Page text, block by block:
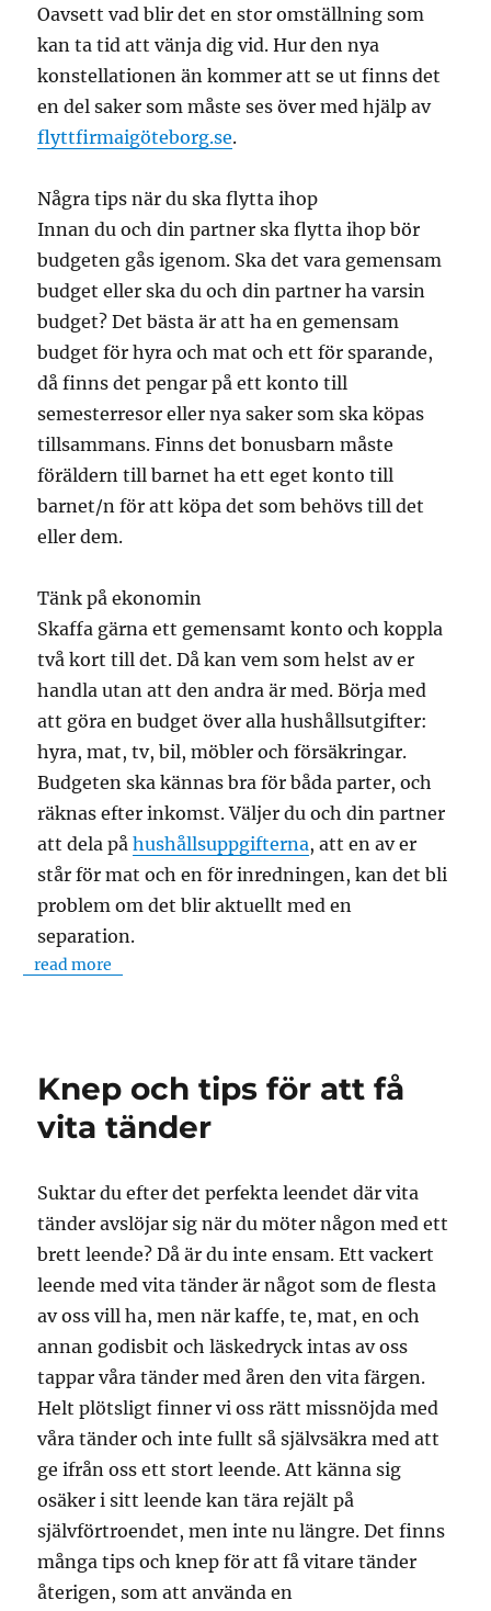
Oavsett vad blir det en stor omställning som
kan ta tid att vänja dig vid. Hur den nya
konstellationen än kommer att se ut finns det
en del saker som måste ses över med hjälp av
flyttfirmaigöteborg.se.
Några tips när du ska flytta ihop
Innan du och din partner ska flytta ihop bör
budgeten gås igenom. Ska det vara gemensam
budget eller ska du och din partner ha varsin
budget? Det bästa är att ha en gemensam
budget för hyra och mat och ett för sparande,
då finns det pengar på ett konto till
semesterresor eller nya saker som ska köpas
tillsammans. Finns det bonusbarn måste
föräldern till barnet ha ett eget konto till
barnet/n för att köpa det som behövs till det
eller dem.
Tänk på ekonomin
Skaffa gärna ett gemensamt konto och koppla
två kort till det. Då kan vem som helst av er
handla utan att den andra är med. Börja med
att göra en budget över alla hushållsutgifter:
hyra, mat, tv, bil, möbler och försäkringar.
Budgeten ska kännas bra för båda parter, och
räknas efter inkomst. Väljer du och din partner
att dela påhushållsuppgifterna, att en av er
står för mat och en för inredningen, kan det bli
problem om det blir aktuellt med en
separation.
read more
Knep och tips för att få
vita tänder
Suktar du efter det perfekta leendet där vita
tänder avslöjar sig när du möter någon med ett
brett leende? Då är du inte ensam. Ett vackert
leende med vita tänder är något som de flesta
av oss vill ha, men när kaffe, te, mat, en och
annan godisbit och läskedryck intas av oss
tappar våra tänder med åren den vita färgen.
Helt plötsligt finner vi oss rätt missnöjda med
våra tänder och inte fullt så självsäkra med att
ge ifrån oss ett stort leende. Att känna sig
osäker i sitt leende kan tära rejält på
självförtroendet, men inte nu längre. Det finns
många tips och knep för att få vitare tänder
återigen, som att använda en